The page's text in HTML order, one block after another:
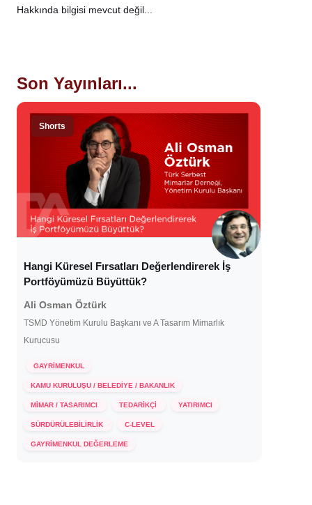
Hakkında bilgisi mevcut değil...
Son Yayınları...
Shorts
Hangi Küresel Fırsatları Değerlendirerek İş
Portföyümüzü Büyüttük?
Ali Osman Öztürk
TSMD Yönetim Kurulu Başkanı ve A Tasarım Mimarlık
Kurucusu
GAYRİMENKUL
KAMU KURULUŞU / BELEDİYE / BAKANLIK
MİMAR / TASARIMCI TEDARİKÇİ YATIRIMCI
SÜRDÜRÜLEBİLİRLİK C-LEVEL
GAYRİMENKUL DEĞERLEME